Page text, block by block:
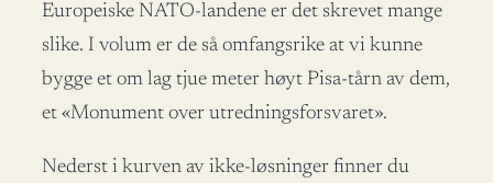
Europeiske NATO-landene er det skrevet mange
slike. I volum er de så omfangsrike at vi kunne
bygge et om lag tjue meter høyt Pisa-tårn av dem,
et «Monument over utredningsforsvaret».
Nederst i kurven av ikke-løsninger finner du